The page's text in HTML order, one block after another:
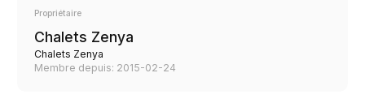
Propriétaire
Chalets Zenya
Chalets Zenya
Membre depuis: 2015-02-24